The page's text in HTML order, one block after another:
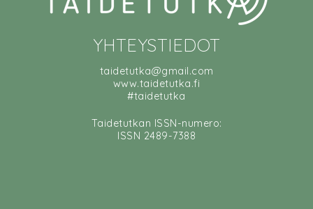
YHTEYSTIEDOT
taidetutka@gmail.com
www.taidetutka.fi
#taidetutka
Taidetutkan ISSN-numero:
ISSN 2489-7388